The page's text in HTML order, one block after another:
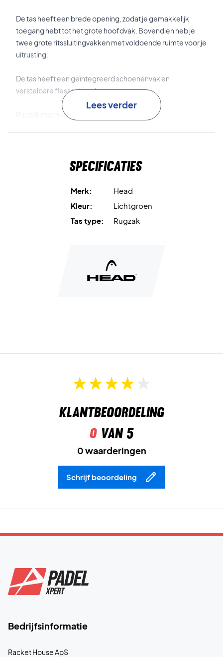
De tas heeft een brede opening, zodat je gemakkelijk
toegang hebt tot het grote hoofdvak. Bovendien heb je
twee grote ritssluitingvakken met voldoende ruimte voor je
uitrusting.
De tas heeft een geïntegreerd schoenenvak en
verstelbare flessenhouder.
Rugzak met ruimte voor het noodzakelijke
Lees verder
Specificaties
Merk:
Head
Kleur:
Lichtgroen
Tas type:
Rugzak
Klantbeoordeling
0van 5
0 waarderingen
Schrijf beoordeling
Bedrijfsinformatie
Racket House ApS